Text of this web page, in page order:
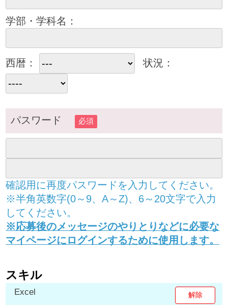
学部・学科名：
西暦： 状況：
パスワード 必須
確認用に再度パスワードを入力してください。
※半角英数字(0～9、A～Z)、6～20文字で入力
してください。
※応募後のメッセージのやりとりなどに必要な
マイページにログインするために使用します。
スキル
Excel